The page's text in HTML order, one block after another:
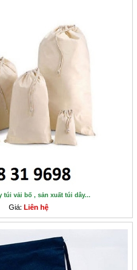
túi vải bố , sản xuất túi dây...
Giá: Liên hệ